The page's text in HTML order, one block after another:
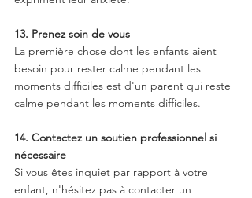
13. Prenez soin de vous
La première chose dont les enfants aient
besoin pour rester calme pendant les
moments difficiles est d'un parent qui reste
calme pendant les moments difficiles.
14. Contactez un soutien professionnel si
nécessaire
Si vous êtes inquiet par rapport à votre
enfant, n'hésitez pas à contacter un